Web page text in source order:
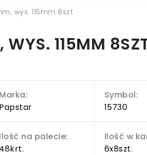
wys. 115mm 8szt
WYS. 115MM
Marka:
Papstar
Symbol:
15730
Ilość na palecie:
48krt.
Ilość w
6x8szt.